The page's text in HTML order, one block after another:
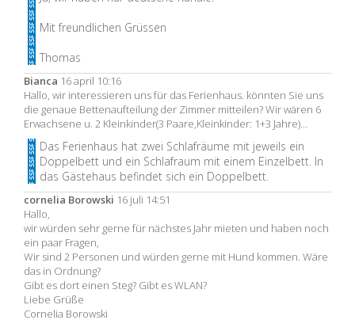
Mit freundlichen Grüssen
Thomas
Bianca 16 april 10:16
Hallo, wir interessieren uns für das Ferienhaus. könnten Sie uns
die genaue Bettenaufteilung der Zimmer mitteilen? Wir wären 6
Erwachsene u. 2 Kleinkinder(3 Paare,Kleinkinder: 1+3 Jahre)...
Das Ferienhaus hat zwei Schlafräume mit jeweils ein
Doppelbett und ein Schlafraum mit einem Einzelbett. In
das Gästehaus befindet sich ein Doppelbett.
cornelia Borowski 16 juli 14:51
Hallo,
wir würden sehr gerne für nächstes Jahr mieten und haben noch
ein paar Fragen,
Wir sind 2 Personen und würden gerne mit Hund kommen. Wäre
das in Ordnung?
Gibt es dort einen Steg? Gibt es WLAN?
Liebe Grüße
Cornelia Borowski